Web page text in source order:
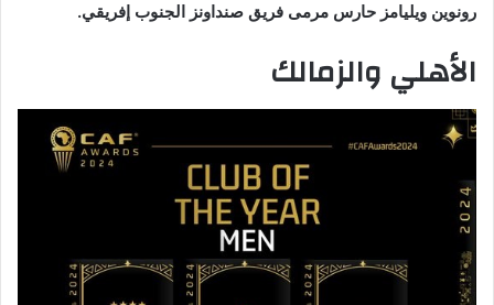
رونوين ويليامز حارس مرمى فريق صنداونز الجنوب إفريقي.
الأهلي والزمالك